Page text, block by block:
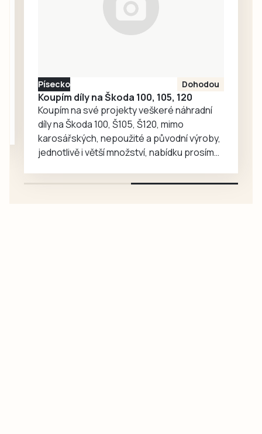
Písecko Dohodou
Koupím díly na Škoda 100, 105, 120
Koupím na své projekty veškeré náhradní
díly na Škoda 100, Š105, Š120, mimo
karosářských, nepoužité a původní výroby,
jednotlivě i větší množství, nabídku prosím